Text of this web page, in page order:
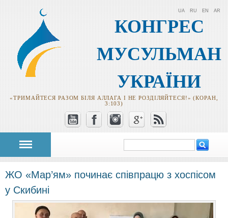
КОНГРЕС
МУСУЛЬМАН
УКРАЇНИ
«ТРИМАЙТЕСЯ РАЗОМ БІЛЯ АЛЛАГА І НЕ РОЗДІЛЯЙТЕСЯ!» (КОРАН,
3:103)
UA RU EN AR
Пошукова
форма
ЖО «Мар’ям» починає співпрацю з хоспісом
у Скибині